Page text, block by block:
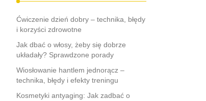
Ćwiczenie dzień dobry – technika, błędy
i korzyści zdrowotne
Jak dbać o włosy, żeby się dobrze
układały? Sprawdzone porady
Wiosłowanie hantlem jednorącz –
technika, błędy i efekty treningu
Kosmetyki antyaging: Jak zadbać o